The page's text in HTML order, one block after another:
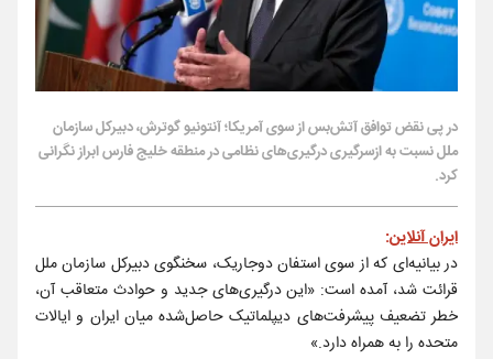
در پی نقض توافق آتش‌بس از سوی آمریکا؛ آنتونیو گوترش، دبیرکل سازمان
ملل نسبت به ازسرگیری درگیری‌های نظامی در منطقه خلیج فارس ابراز نگرانی
کرد.
ایران آنلاین:
در بیانیه‌ای که از سوی استفان دوجاریک، سخنگوی دبیرکل سازمان ملل
قرائت شد، آمده است: «این درگیری‌های جدید و حوادث متعاقب آن،
خطر تضعیف پیشرفت‌های دیپلماتیک حاصل‌شده میان ایران و ایالات
متحده را به همراه دارد.»